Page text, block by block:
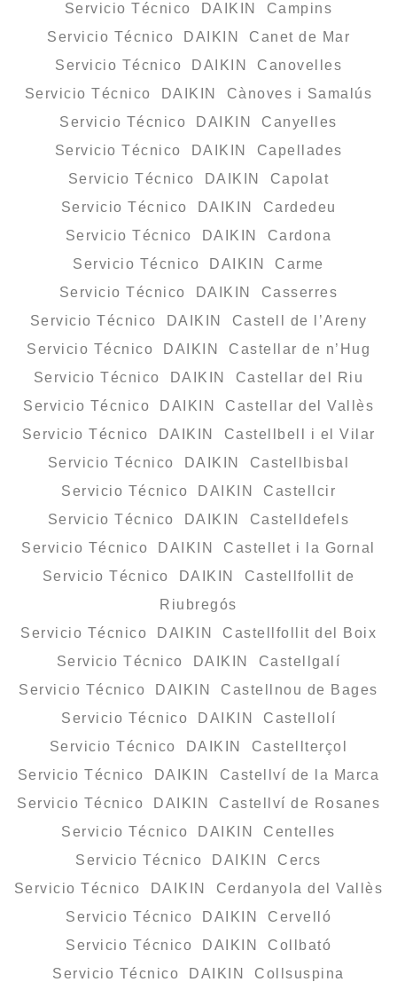
Servicio Técnico DAIKIN Campins
Servicio Técnico DAIKIN Canet de Mar
Servicio Técnico DAIKIN Canovelles
Servicio Técnico DAIKIN Cànoves i Samalús
Servicio Técnico DAIKIN Canyelles
Servicio Técnico DAIKIN Capellades
Servicio Técnico DAIKIN Capolat
Servicio Técnico DAIKIN Cardedeu
Servicio Técnico DAIKIN Cardona
Servicio Técnico DAIKIN Carme
Servicio Técnico DAIKIN Casserres
Servicio Técnico DAIKIN Castell de l’Areny
Servicio Técnico DAIKIN Castellar de n’Hug
Servicio Técnico DAIKIN Castellar del Riu
Servicio Técnico DAIKIN Castellar del Vallès
Servicio Técnico DAIKIN Castellbell i el Vilar
Servicio Técnico DAIKIN Castellbisbal
Servicio Técnico DAIKIN Castellcir
Servicio Técnico DAIKIN Castelldefels
Servicio Técnico DAIKIN Castellet i la Gornal
Servicio Técnico DAIKIN Castellfollit de
Riubregós
Servicio Técnico DAIKIN Castellfollit del Boix
Servicio Técnico DAIKIN Castellgalí
Servicio Técnico DAIKIN Castellnou de Bages
Servicio Técnico DAIKIN Castellolí
Servicio Técnico DAIKIN Castellterçol
Servicio Técnico DAIKIN Castellví de la Marca
Servicio Técnico DAIKIN Castellví de Rosanes
Servicio Técnico DAIKIN Centelles
Servicio Técnico DAIKIN Cercs
Servicio Técnico DAIKIN Cerdanyola del Vallès
Servicio Técnico DAIKIN Cervelló
Servicio Técnico DAIKIN Collbató
Servicio Técnico DAIKIN Collsuspina